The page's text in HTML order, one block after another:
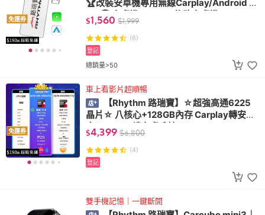
免運券
🏆改裝安卓機專用無線Carplay/Android a
uto🏆 安卓機Carplay 後改安卓機
$1,560 $1,999
(6)
總銷量>50
登記
免運券
車上看影片超順暢
【Rhythm 路瑞寶】☆超強高通6225
晶片☆ 八核心+128GB內存 Carplay轉安卓
盒(Carplay轉安卓系統)
$4,399 $6,800
(4)
登記
雙手機記憶｜一鍵斷開